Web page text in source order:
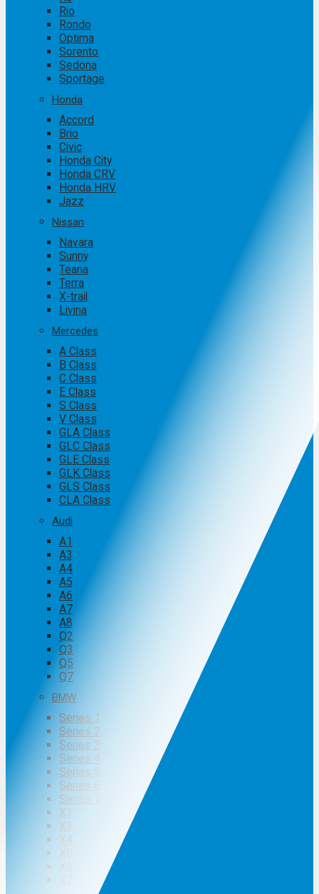
Rio
Rondo
Optima
Sorento
Sedona
Sportage
Honda
Accord
Brio
Civic
Honda City
Honda CRV
Honda HRV
Jazz
Nissan
Navara
Sunny
Teana
Terra
X-trail
Livina
Mercedes
A Class
B Class
C Class
E Class
S Class
V Class
GLA Class
GLC Class
GLE Class
GLK Class
GLS Class
CLA Class
Audi
A1
A3
A4
A5
A6
A7
A8
Q2
Q3
Q5
Q7
BMW
Series 1
Series 2
Series 3
Series 4
Series 5
Series 6
Series 7
X1
X3
X4
X5
X6
X7